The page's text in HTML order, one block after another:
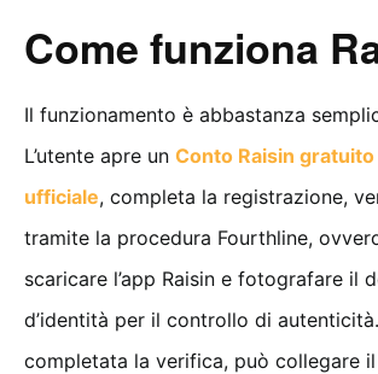
Come funziona
Il funzionamento è abbastanza
L’utente apre un Conto Raisin
ufficiale, completa la registrazione,
tramite la procedura Fourthline,
scaricare l’app Raisin e fotografare il
d’identità per il controllo di
completata la verifica, può collegare